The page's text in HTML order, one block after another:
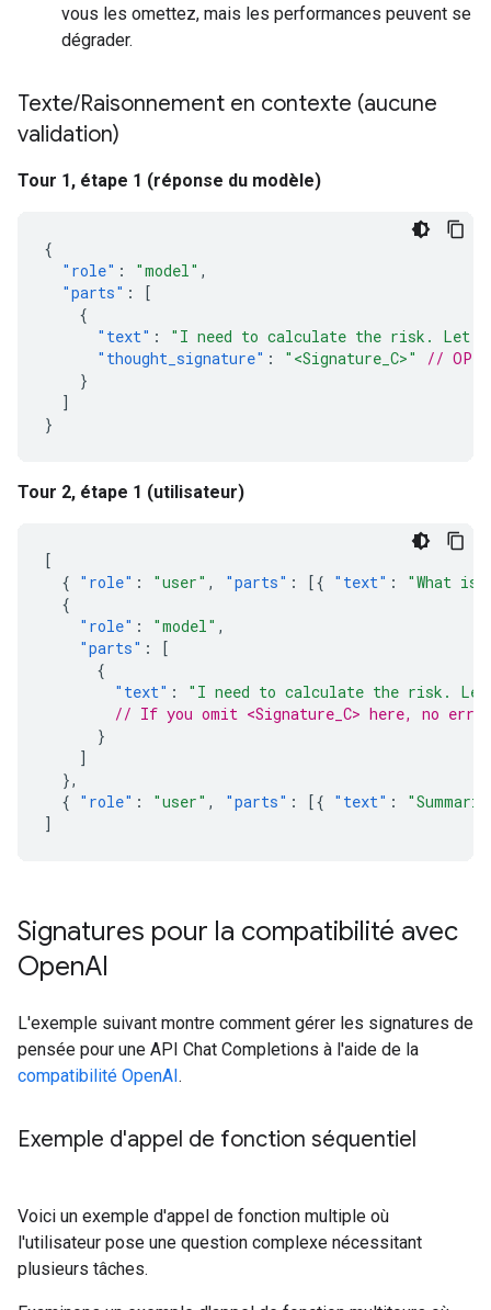
vous les omettez, mais les performances peuvent se
dégrader.
Texte/Raisonnement en contexte (aucune
validation)
Tour 1, étape 1 (réponse du modèle)
{
"role" : "model" ,
"parts" :
[
{
"text" :
"I need to calculate the risk. Let
"thought_signature" : "<Signature_C>"
//
}
]
}
Tour 2, étape 1 (utilisateur)
[
{ "role" : "user" , "parts" : [{ "text" :
"What is
{
"role" : "model" ,
"parts" :
[
{
"text" :
"I need to calculate the risk.
// If you omit <Signature_C> here, no
}
]
},
{ "role" : "user" , "parts" : [{ "text" :
]
Signatures pour la compatibilité avec
OpenAI
L'exemple suivant montre comment gérer les signatures de
pensée pour une API Chat Completions à l'aide de la
compatibilité OpenAI.
Exemple d'appel de fonction séquentiel
Voici un exemple d'appel de fonction multiple où
l'utilisateur pose une question complexe nécessitant
plusieurs tâches.